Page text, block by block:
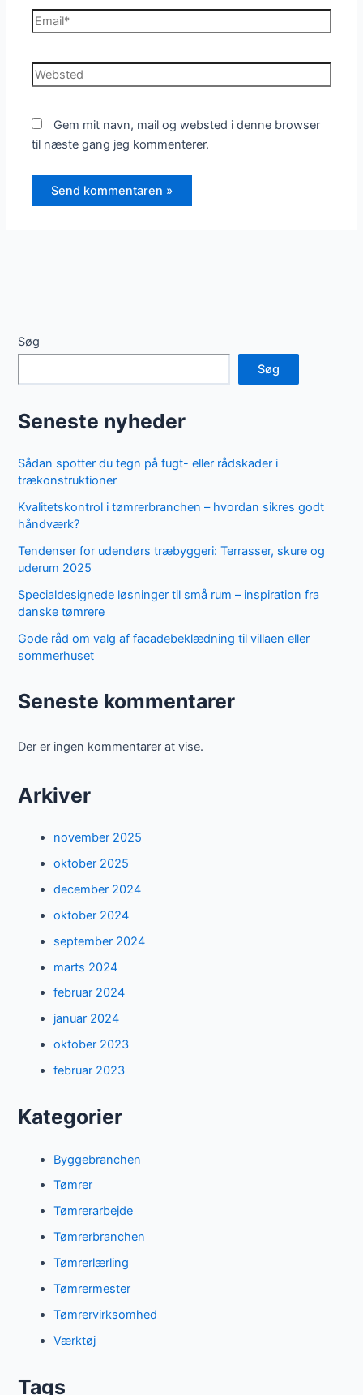
Email*
Websted
Gem mit navn, mail og websted i denne browser
til næste gang jeg kommenterer.
Søg
Søg
Seneste nyheder
Sådan spotter du tegn på fugt- eller rådskader i
trækonstruktioner
Kvalitetskontrol i tømrerbranchen – hvordan sikres godt
håndværk?
Tendenser for udendørs træbyggeri: Terrasser, skure og
uderum 2025
Specialdesignede løsninger til små rum – inspiration fra
danske tømrere
Gode råd om valg af facadebeklædning til villaen eller
sommerhuset
Seneste kommentarer
Der er ingen kommentarer at vise.
Arkiver
november 2025
oktober 2025
december 2024
oktober 2024
september 2024
marts 2024
februar 2024
januar 2024
oktober 2023
februar 2023
Kategorier
Byggebranchen
Tømrer
Tømrerarbejde
Tømrerbranchen
Tømrerlærling
Tømrermester
Tømrervirksomhed
Værktøj
Tags